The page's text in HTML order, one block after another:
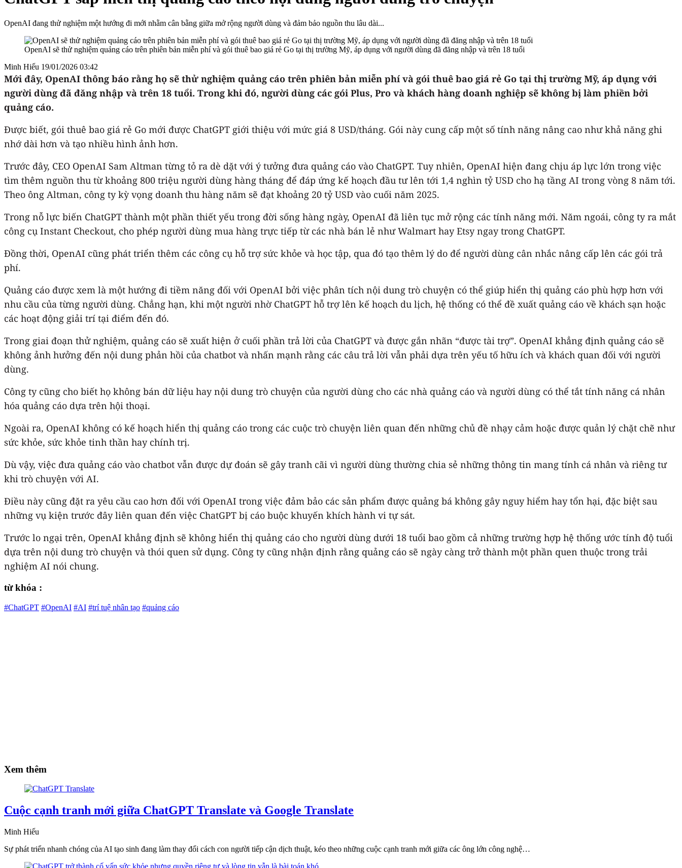
OpenAI đang thử nghiệm một hướng đi mới nhằm cân bằng giữa mở rộng người dùng và đảm bảo nguồn thu lâu dài...
OpenAI sẽ thử nghiệm quảng cáo trên phiên bản miễn phí và gói thuê bao giá rẻ Go tại thị trường Mỹ, áp dụng với người dùng đã đăng nhập và trên 18 tuổi
Minh Hiếu 19/01/2026 03:42
Mới đây, OpenAI thông báo rằng họ sẽ thử nghiệm quảng cáo trên phiên bản miễn phí và gói thuê bao giá rẻ Go tại thị trường Mỹ, áp dụng với
người dùng đã đăng nhập và trên 18 tuổi. Trong khi đó, người dùng các gói Plus, Pro và khách hàng doanh nghiệp sẽ không bị làm phiền bởi
quảng cáo.
Được biết, gói thuê bao giá rẻ Go mới được ChatGPT giới thiệu với mức giá 8 USD/tháng. Gói này cung cấp một số tính năng nâng cao như khả năng ghi
nhớ dài hơn và tạo nhiều hình ảnh hơn.
Trước đây, CEO OpenAI Sam Altman từng tỏ ra dè dặt với ý tưởng đưa quảng cáo vào ChatGPT. Tuy nhiên, OpenAI hiện đang chịu áp lực lớn trong việc
tìm thêm nguồn thu từ khoảng 800 triệu người dùng hàng tháng để đáp ứng kế hoạch đầu tư lên tới 1,4 nghìn tỷ USD cho hạ tầng AI trong vòng 8 năm tới.
Theo ông Altman, công ty kỳ vọng doanh thu hàng năm sẽ đạt khoảng 20 tỷ USD vào cuối năm 2025.
Trong nỗ lực biến ChatGPT thành một phần thiết yếu trong đời sống hàng ngày, OpenAI đã liên tục mở rộng các tính năng mới. Năm ngoái, công ty ra mắt
công cụ Instant Checkout, cho phép người dùng mua hàng trực tiếp từ các nhà bán lẻ như Walmart hay Etsy ngay trong ChatGPT.
Đồng thời, OpenAI cũng phát triển thêm các công cụ hỗ trợ sức khỏe và học tập, qua đó tạo thêm lý do để người dùng cân nhắc nâng cấp lên các gói trả
phí.
Quảng cáo được xem là một hướng đi tiềm năng đối với OpenAI bởi việc phân tích nội dung trò chuyện có thể giúp hiển thị quảng cáo phù hợp hơn với
nhu cầu của từng người dùng. Chẳng hạn, khi một người nhờ ChatGPT hỗ trợ lên kế hoạch du lịch, hệ thống có thể đề xuất quảng cáo về khách sạn hoặc
các hoạt động giải trí tại điểm đến đó.
Trong giai đoạn thử nghiệm, quảng cáo sẽ xuất hiện ở cuối phần trả lời của ChatGPT và được gắn nhãn “được tài trợ”. OpenAI khẳng định quảng cáo sẽ
không ảnh hưởng đến nội dung phản hồi của chatbot và nhấn mạnh rằng các câu trả lời vẫn phải dựa trên yếu tố hữu ích và khách quan đối với người
dùng.
Công ty cũng cho biết họ không bán dữ liệu hay nội dung trò chuyện của người dùng cho các nhà quảng cáo và người dùng có thể tắt tính năng cá nhân
hóa quảng cáo dựa trên hội thoại.
Ngoài ra, OpenAI không có kế hoạch hiển thị quảng cáo trong các cuộc trò chuyện liên quan đến những chủ đề nhạy cảm hoặc được quản lý chặt chẽ như
sức khỏe, sức khỏe tinh thần hay chính trị.
Dù vậy, việc đưa quảng cáo vào chatbot vẫn được dự đoán sẽ gây tranh cãi vì người dùng thường chia sẻ những thông tin mang tính cá nhân và riêng tư
khi trò chuyện với AI.
Điều này cũng đặt ra yêu cầu cao hơn đối với OpenAI trong việc đảm bảo các sản phẩm được quảng bá không gây nguy hiểm hay tổn hại, đặc biệt sau
những vụ kiện trước đây liên quan đến việc ChatGPT bị cáo buộc khuyến khích hành vi tự sát.
Trước lo ngại trên, OpenAI khẳng định sẽ không hiển thị quảng cáo cho người dùng dưới 18 tuổi bao gồm cả những trường hợp hệ thống ước tính độ tuổi
dựa trên nội dung trò chuyện và thói quen sử dụng. Công ty cũng nhận định rằng quảng cáo sẽ ngày càng trở thành một phần quen thuộc trong trải
nghiệm AI nói chung.
từ khóa :
#ChatGPT #OpenAI #AI #trí tuệ nhân tạo #quảng cáo
Xem thêm
Cuộc cạnh tranh mới giữa ChatGPT Translate và Google Translate
Minh Hiếu
Sự phát triển nhanh chóng của AI tạo sinh đang làm thay đổi cách con người tiếp cận dịch thuật, kéo theo những cuộc cạnh tranh mới giữa các ông lớn công nghệ…